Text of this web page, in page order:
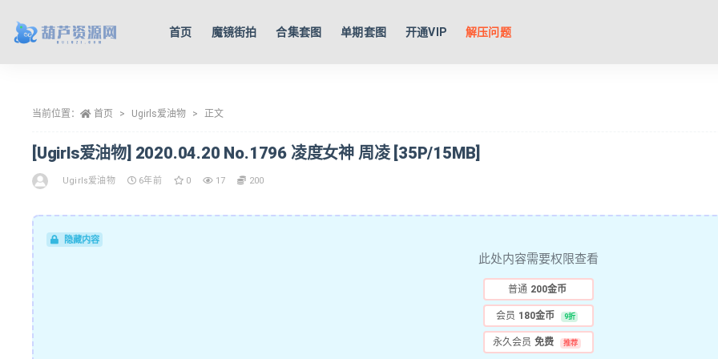
首页 魔镜街拍 合集套图 单期套图 开通VIP 解压问题
当前位置： 首页 Ugirls爱油物 正文
[Ugirls爱油物] 2020.04.20 No.1796 凌度女神 周凌 [35P/15MB]
Ugirls爱油物 6年前 0 17 200
隐藏内容
此处内容需要权限查看
普通 200金币
会员 180金币 9折
永久会员 免费 推荐
全部